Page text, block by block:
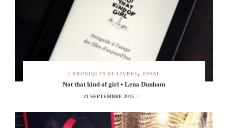
CHRONIQUES DE LIVRES ESSAI
Not that kind of girl • Lena Dunham
21 SEPTEMBRE 2015